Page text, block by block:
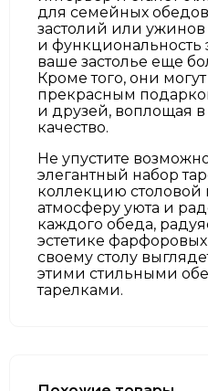
для семейных
застолий или ужинов
и функциональность
ваше застолье еще
Кроме того, они
прекрасным
и друзей, воплощая в
качество.
Не упустите
элегантный набор
коллекцию столовой
атмосферу уюта и
каждого обеда,
эстетике
своему столу
этими стильными
тарелками.